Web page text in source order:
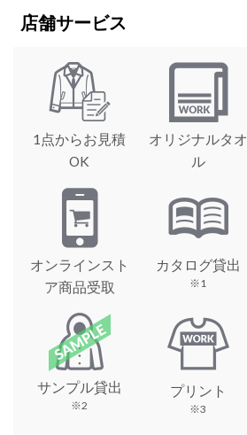
店舗サービス
1点からお見積
OK
オリジナルタオ
ル
オンラインスト
ア商品受取
カタログ貸出
※1
サンプル貸出
※2
プリント
※3